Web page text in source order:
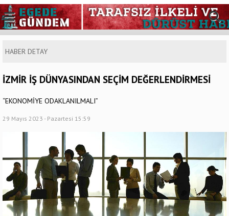
HABER DETAY
İZMİR İŞ DÜNYASINDAN SEÇİM DEĞERLENDİRMESİ
“EKONOMİYE ODAKLANILMALI”
29 Mayıs 2023 - Pazartesi 15:59